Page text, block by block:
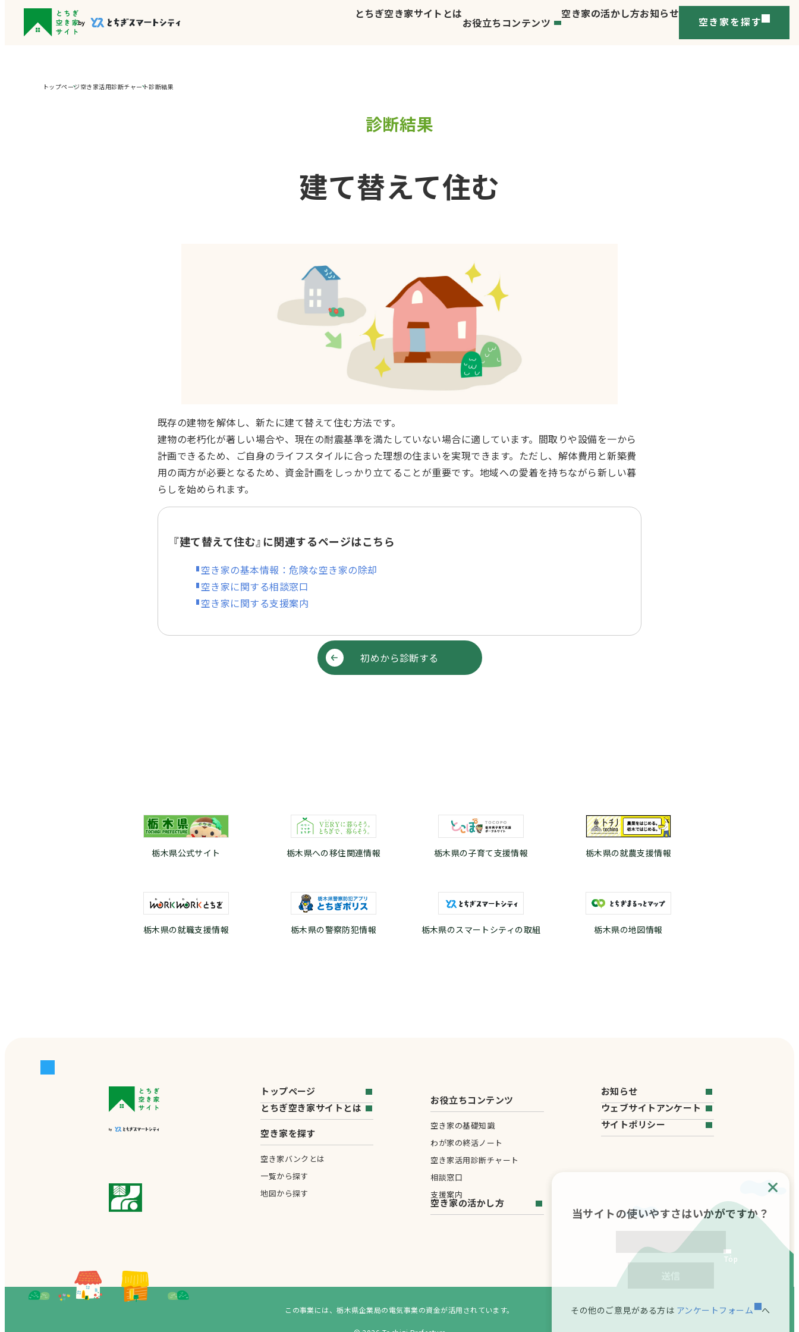
当サイトの使いやすさはいかがですか？
その他のご意見がある方は アンケートフォーム へ
とちぎ空き家サイトとは
お役立ちコンテンツ
空き家の活かし方お知らせ
空き家を探す
トップページ空き家活用診断チャート診断結果
診断結果
建て替えて住む
既存の建物を解体し、新たに建て替えて住む方法です。
建物の老朽化が著しい場合や、現在の耐震基準を満たしていない場合に適しています。間取りや設備を一から
計画できるため、ご自身のライフスタイルに合った理想の住まいを実現できます。ただし、解体費用と新築費
用の両方が必要となるため、資金計画をしっかり立てることが重要です。地域への愛着を持ちながら新しい暮
らしを始められます。
『建て替えて住む』に関連するページはこちら
空き家の基本情報：危険な空き家の除却
空き家に関する相談窓口
空き家に関する支援案内
初めから診断する
栃木県公式サイト 栃木県への移住関連情報 栃木県の子育て支援情報 栃木県の就農支援情報
栃木県の就職支援情報 栃木県の警察防犯情報 栃木県のスマートシティの取組 栃木県の地図情報
トップページ
とちぎ空き家サイトとは
空き家を探す
空き家バンクとは
一覧から探す
地図から探す
お役立ちコンテンツ
空き家の基礎知識
わが家の終活ノート
空き家活用診断チャート
相談窓口
支援案内
空き家の活かし方
お知らせ
ウェブサイトアンケート
サイトポリシー
Top
この事業には、栃木県企業局の電気事業の資金が活用されています。